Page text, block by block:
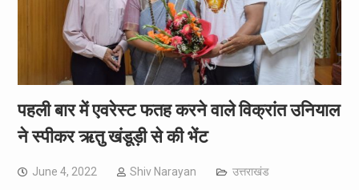
पहली बार में एवरेस्ट फतह करने वाले विक्रांत उनियाल
ने स्पीकर ऋतु खंडूड़ी से की भेंट
June 4, 2022 Shiv Narayan उत्तराखंड